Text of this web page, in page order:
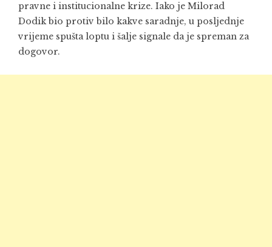
pravne i institucionalne krize. Iako je Milorad
Dodik bio protiv bilo kakve saradnje, u posljednje
vrijeme spušta loptu i šalje signale da je spreman za
dogovor.